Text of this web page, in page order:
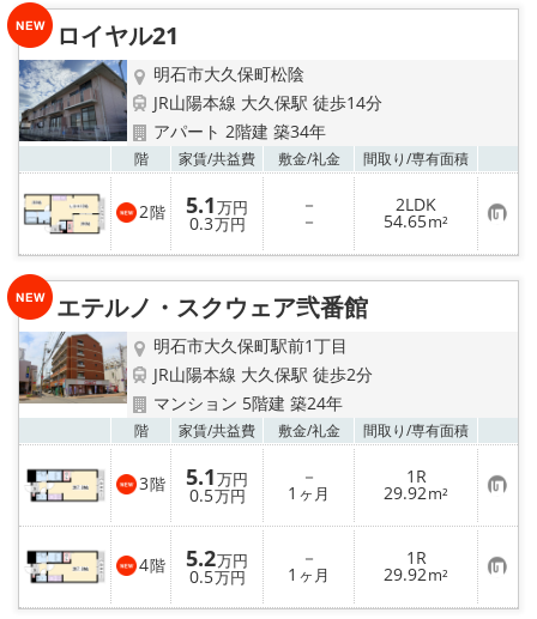
り
ロイヤル21
明石市大久保町松陰
JR山陽本線 大久保駅 徒歩14分
アパート 2階建 築34年
階 家賃/共益費 敷金/礼金 間取り/専有面積
2階 5.1万円
0.3万円
－
－
2LDK
54.65m² お
気
に
り
エテルノ・スクウェア弐番館
明石市大久保町駅前1丁目
JR山陽本線 大久保駅 徒歩2分
マンション 5階建 築24年
階 家賃/共益費 敷金/礼金 間取り/専有面積
3階 5.1万円
0.5万円
－
1 ヶ月
1R
29.92m² お
気
に
入
り
登
録
4階 5.2万円
0.5万円
－
1 ヶ月
1R
29.92m² お
気
に